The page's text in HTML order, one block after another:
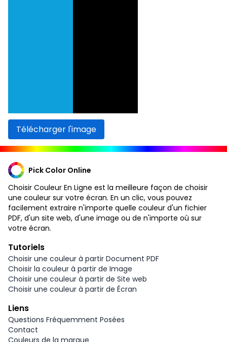
Télécharger l'image
Pick Color Online
Choisir Couleur En Ligne est la meilleure façon de choisir
une couleur sur votre écran. En un clic, vous pouvez
facilement extraire n'importe quelle couleur d'un fichier
PDF, d'un site web, d'une image ou de n'importe où sur
votre écran.
Tutoriels
Choisir une couleur à partir Document PDF
Choisir la couleur à partir de Image
Choisir une couleur à partir de Site web
Choisir une couleur à partir de Écran
Liens
Questions Fréquemment Posées
Contact
Couleurs de la marque